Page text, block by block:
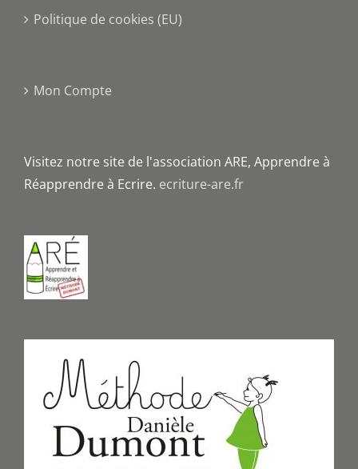
Politique de cookies (EU)
Mon Compte
Visitez notre site de l'association ARE, Apprendre à
Réapprendre à Ecrire. ecriture-are.fr